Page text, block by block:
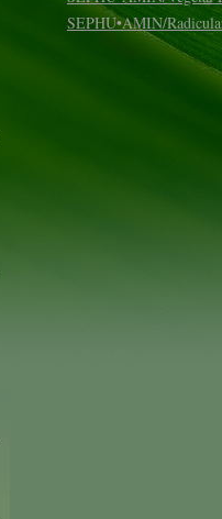
SEPHU•AMIN /